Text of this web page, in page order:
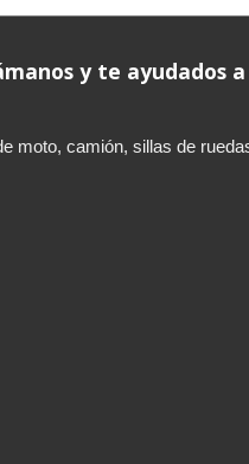
y te ayudados
moto, camión, sillas de